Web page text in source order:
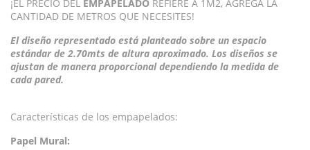
¡EL PRECIO DEL EMPAPELADO REFIERE A 1M2, AGREGÁ LA
CANTIDAD DE METROS QUE NECESITES!
El diseño representado está planteado sobre un espacio
estándar de 2.70mts de altura aproximado. Los diseños se
ajustan de manera proporcional dependiendo la medida de
cada pared.
Características de los empapelados:
Papel Mural: